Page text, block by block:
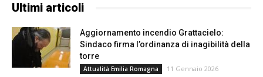
Ultimi articoli
Aggiornamento incendio Grattacielo:
Sindaco firma l’ordinanza di inagibilità della
torre
Attualità Emilia Romagna 11 Gennaio 2026